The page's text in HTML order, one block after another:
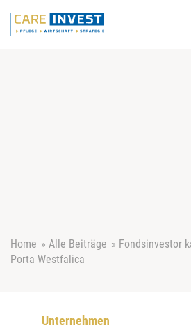
Home » Alle Beiträge » Fondsinvestor
Porta Westfalica
Unternehmen